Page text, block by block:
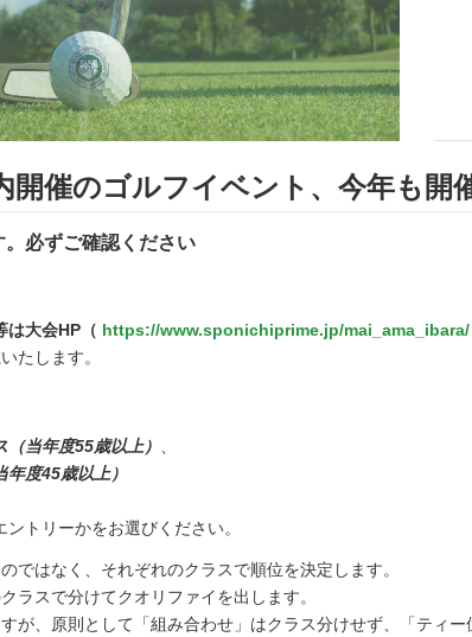
開催のゴルフイベント、今年も開
必ずご確認ください
は大会HP（ https://www.sponichiprime.jp/mai_ama_ibara/
たします。
当年度55歳以上）
度45歳以上）
トリーかをお選びください。
ではなく、それぞれのクラスで順位を決定します。
ラスで分けてクオリファイを出します。
が、原則として「組み合わせ」はクラス分けせず、「ティー